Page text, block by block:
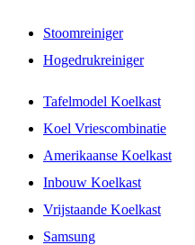
Stoomreiniger
Hogedrukreiniger
Tafelmodel Koelkast
Koel Vriescombinatie
Amerikaanse Koelkast
Inbouw Koelkast
Vrijstaande Koelkast
Samsung